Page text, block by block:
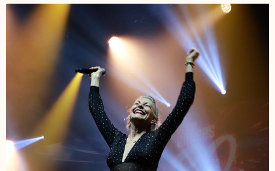
Lucky records à Paris le
15 décembre 2025.
Photo par Philippe
Baldini/Bestimage
dans les salons de
l'Hôtel de Lassay le 4
février 2026. Photo par
Anne-Sophie Guebey /
Bestimage